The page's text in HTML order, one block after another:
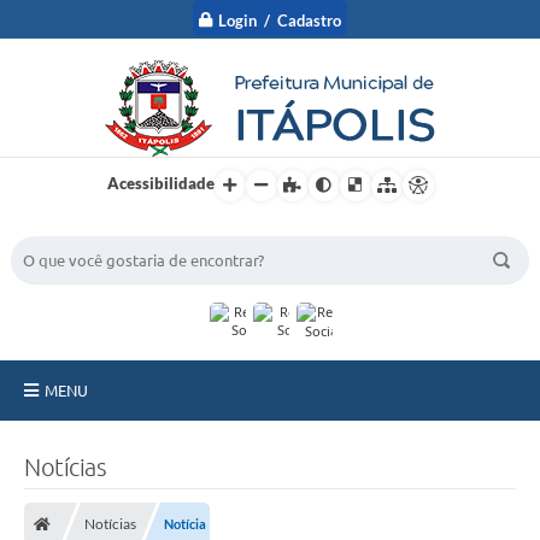
Login / Cadastro
Acessibilidade
MENU
Notícias
Notícias Notícia